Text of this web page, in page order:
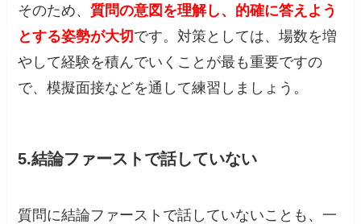
そのため、質問の意図を理解し、的確に答えよう
とする姿勢が大切 です。対策としては、場数を増
やして経験を積んでいくことが最も重要ですの
で、模擬面接などを通して練習しましょう。
5.結論ファーストで話していない
質問に結論ファーストで話していないことも、一